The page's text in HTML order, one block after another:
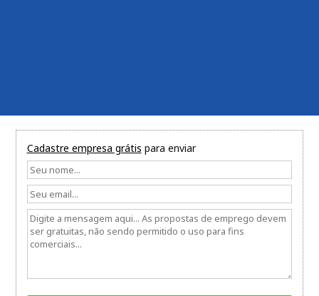
Cadastre empresa grátis para enviar